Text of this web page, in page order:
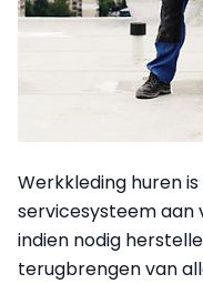
Werkkleding huren
servicesysteem aan
indien nodig
terugbrengen van